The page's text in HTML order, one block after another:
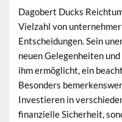
Dagobert Ducks
Vielzahl von
Entscheidungen. Sein
neuen Gelegenheiten
ihm ermöglicht, ein
Besonders
Investieren in
finanzielle Sicherheit,